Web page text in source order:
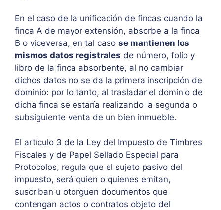
En el caso de la unificación de fincas cuando la
finca A de mayor extensión, absorbe a la finca
B o viceversa, en tal caso se mantienen los
mismos datos registrales de número, folio y
libro de la finca absorbente, al no cambiar
dichos datos no se da la primera inscripción de
dominio: por lo tanto, al trasladar el dominio de
dicha finca se estaría realizando la segunda o
subsiguiente venta de un bien inmueble.
El artículo 3 de la Ley del Impuesto de Timbres
Fiscales y de Papel Sellado Especial para
Protocolos, regula que el sujeto pasivo del
impuesto, será quien o quienes emitan,
suscriban u otorguen documentos que
contengan actos o contratos objeto del